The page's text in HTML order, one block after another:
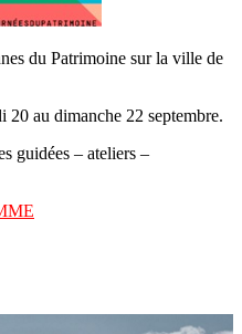
du Patrimoine sur la ville de
20 au dimanche 22 septembre.
guidées – ateliers –